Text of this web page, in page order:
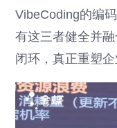
VibeCoding的编
有这三者健全并
闭环，真正重塑企